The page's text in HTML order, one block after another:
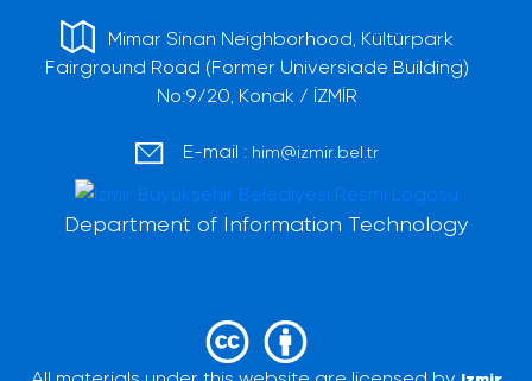
Mimar Sinan Neighborhood, Kültürpark
Fairground Road (Former Universiade Building)
No:9/20, Konak / İZMİR
E-mail : him@izmir.bel.tr
Department of Information Technology